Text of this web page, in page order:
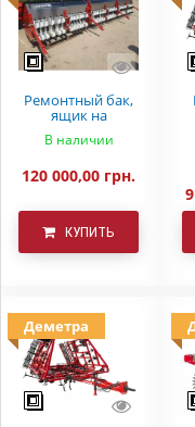
Ремонтный бак,
ящик на
вариаторную
сеялку СЗ 5.4
В наличии
120 000,00 грн.
КУПИТЬ
Деметра